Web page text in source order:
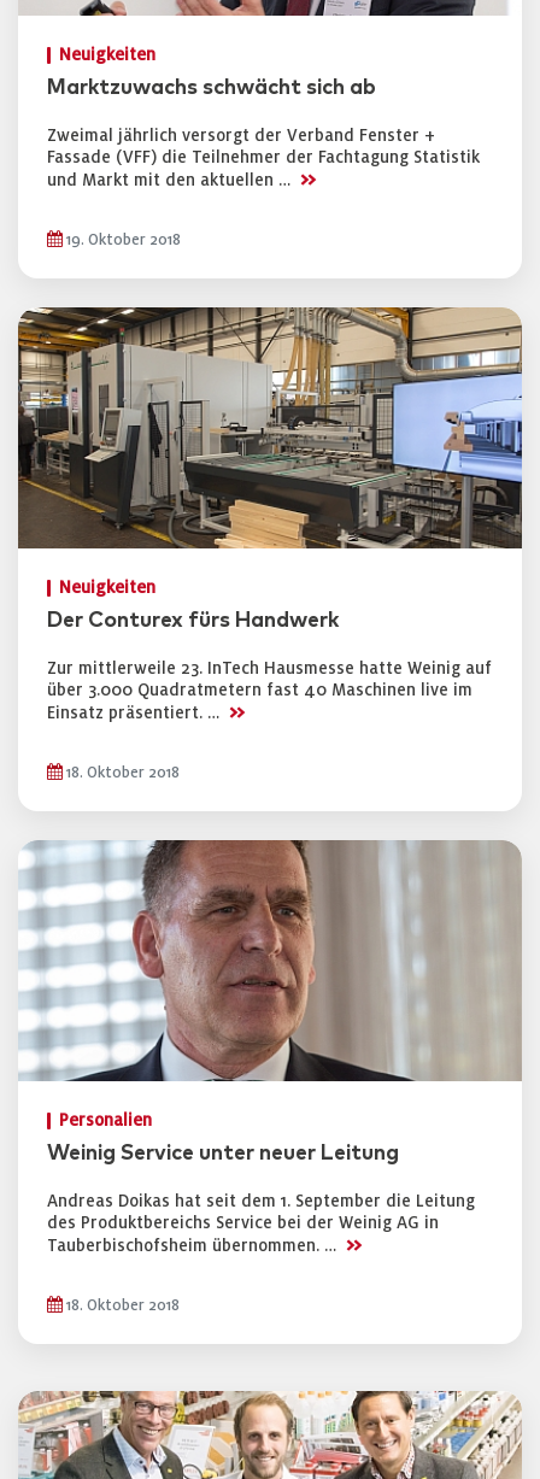
Neuigkeiten
Marktzuwachs schwächt sich ab
Zweimal jährlich versorgt der Verband Fenster +
Fassade (VFF) die Teilnehmer der Fachtagung Statistik
und Markt mit den aktuellen … >>
19. Oktober 2018
Neuigkeiten
Der Conturex fürs Handwerk
Zur mittlerweile 23. InTech Hausmesse hatte Weinig auf
über 3.000 Quadratmetern fast 40 Maschinen live im
Einsatz präsentiert. … >>
18. Oktober 2018
Personalien
Weinig Service unter neuer Leitung
Andreas Doikas hat seit dem 1. September die Leitung
des Produktbereichs Service bei der Weinig AG in
Tauberbischofsheim übernommen. … >>
18. Oktober 2018